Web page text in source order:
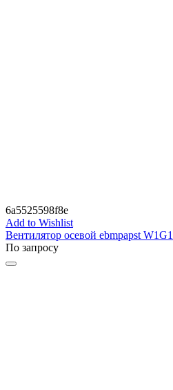
6a5525598f8e
Add to Wishlist
Вентилятор осевой ebmpapst
По запросу